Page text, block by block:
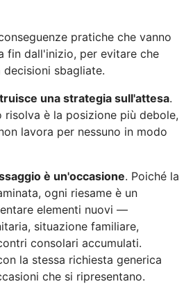
pratiche che vanno
fin dall'inizio, per evitare che
sbagliate.
una strategia sull'attesa.
risolva è la posizione più debole,
lavora per nessuno in modo
è un'occasione. Poiché la
ogni riesame è un
elementi nuovi —
situazione familiare,
consolari accumulati.
la stessa richiesta generica
che si ripresentano.